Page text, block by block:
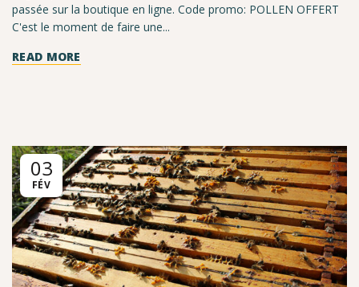
passée sur la boutique en ligne. Code promo: POLLEN OFFERT
C'est le moment de faire une...
READ MORE
03
FÉV